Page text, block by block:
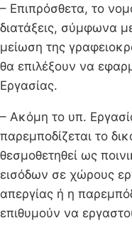
– Επιπρόσθετα, το
διατάξεις, σύμφωνα
μείωση της
θα επιλέξουν να
Εργασίας.
– Ακόμη το υπ.
παρεμποδίζεται το
θεσμοθετηθεί ως
εισόδων σε χώρους
απεργίας ή η
επιθυμούν να